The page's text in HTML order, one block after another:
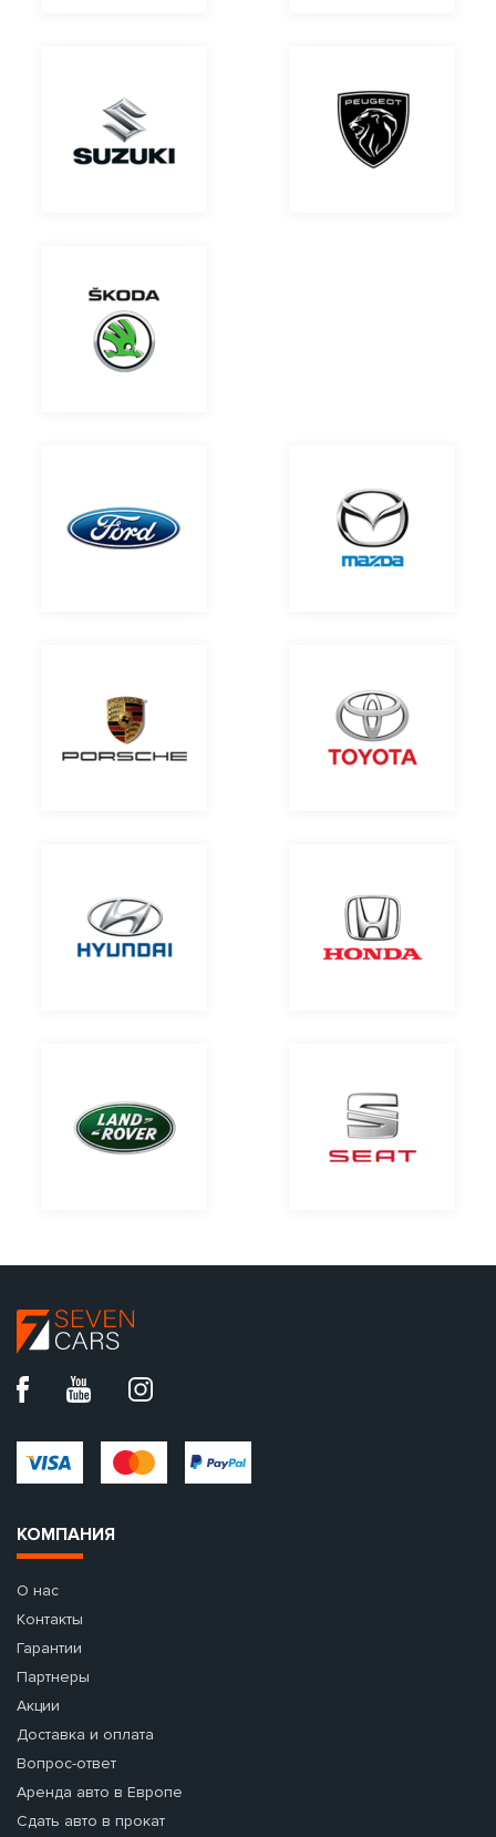
КОМПАНИЯ
О нас
Контакты
Гарантии
Партнеры
Акции
Доставка и оплата
Вопрос-ответ
Аренда авто в Европе
Сдать авто в прокат